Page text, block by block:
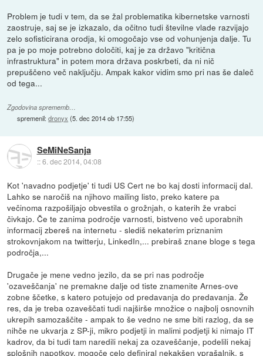
Problem je tudi v tem, da se žal problematika kibernetske varnosti
zaostruje, saj se je izkazalo, da očitno tudi številne vlade razvijajo
zelo sofisticirana orodja, ki omogočajo vse od vohunjenja dalje. Tu
pa je po moje potrebno določiti, kaj je za državo "kritična
infrastruktura" in potem mora država poskrbeti, da ni nič
prepuščeno več naključju. Ampak kakor vidim smo pri nas še daleč
od tega...
Zgodovina sprememb…
spremenil:dronyx (5. dec 2014 ob 17:55)
SeMiNeSanja
::6. dec 2014, 04:08
Kot 'navadno podjetje' ti tudi US Cert ne bo kaj dosti informacij dal.
Lahko se naročiš na njihovo mailing listo, preko katere pa
večinoma razpošiljajo obvestila o grožnjah, o katerih že vrabci
čivkajo. Če te zanima področje varnosti, bistveno več uporabnih
informacij zbereš na internetu - slediš nekaterim priznanim
strokovnjakom na twitterju, LinkedIn,... prebiraš znane bloge s tega
področja,...
Drugače je mene vedno jezilo, da se pri nas področje
'ozaveščanja' ne premakne dalje od tiste znamenite Arnes-ove
zobne ščetke, s katero potujejo od predavanja do predavanja. Že
res, da je treba ozaveščati tudi najširše množice o najbolj osnovnih
ukrepih samozaščite - ampak to še vedno ne sme biti razlog, da se
nihče ne ukvarja z SP-ji, mikro podjetji in malimi podjetji ki nimajo IT
kadrov, da bi tudi tam naredili nekaj za ozaveščanje, podelili nekaj
splošnih napotkov, mogoče celo definiral nekakšen vprašalnik, s